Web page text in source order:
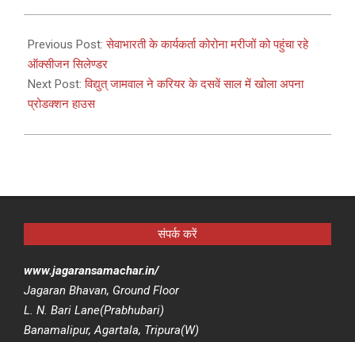
04-
19
Previous Post:सेवाभारती के कार्यकर्ता कोरोना मरीजों को पहुंचा रहे
ऑक्सीजन सिलेण्डर
Next Post:विद्युत् जामवाल ने करियर के दसवें साल में खोला अपना
प्रोडक्शन हाउस
संपर्क करें
www.jagaransamachar.in/
Jagaran Bhavan, Ground Floor
L. N. Bari Lane(Prabhubari)
Banamalipur, Agartala, Tripura(W)